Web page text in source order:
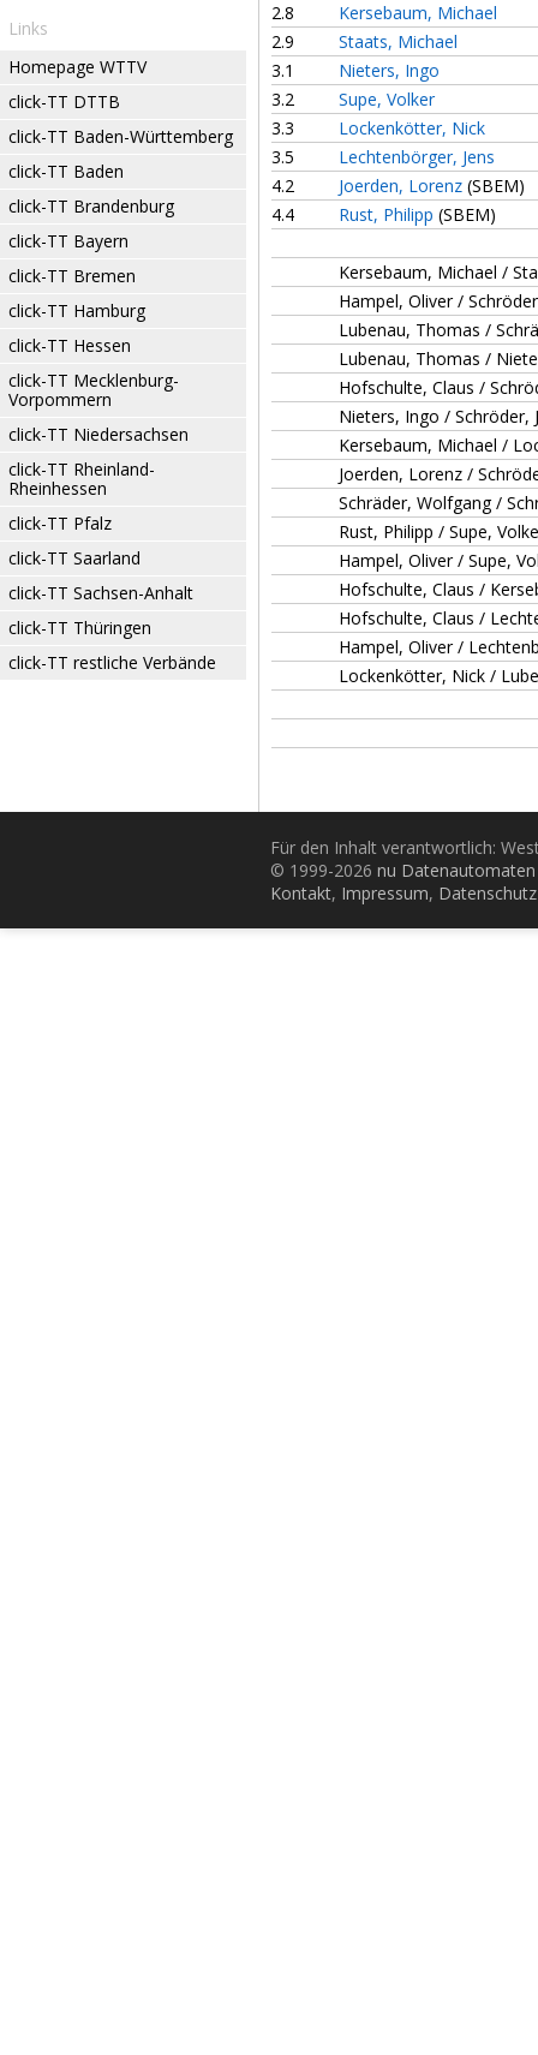
Links
Homepage WTTV
click-TT DTTB
click-TT Baden-Württemberg
click-TT Baden
click-TT Brandenburg
click-TT Bayern
click-TT Bremen
click-TT Hamburg
click-TT Hessen
click-TT Mecklenburg-
Vorpommern
click-TT Niedersachsen
click-TT Rheinland-
Rheinhessen
click-TT Pfalz
click-TT Saarland
click-TT Sachsen-Anhalt
click-TT Thüringen
click-TT restliche Verbände
2.8
Kersebaum, Michael
2.9
Staats, Michael
3.1
Nieters, Ingo
3.2
Supe, Volker
3.3
Lockenkötter, Nick
3.5
Lechtenbörger, Jens
4.2
Joerden, Lorenz (SBEM)
4.4
Rust, Philipp (SBEM)
Kersebaum, Michael /
Hampel, Oliver /
Lubenau, Thomas /
Lubenau, Thomas /
Hofschulte, Claus /
Nieters, Ingo / Schröder,
Kersebaum, Michael /
Joerden, Lorenz /
Schräder, Wolfgang /
Rust, Philipp / Supe,
Hampel, Oliver / Supe,
Hofschulte, Claus /
Hofschulte, Claus /
Hampel, Oliver /
Lockenkötter, Nick /
Für den Inhalt verantwortlich:
© 1999-2026 nu
Kontakt, Impressum, Datenschutz